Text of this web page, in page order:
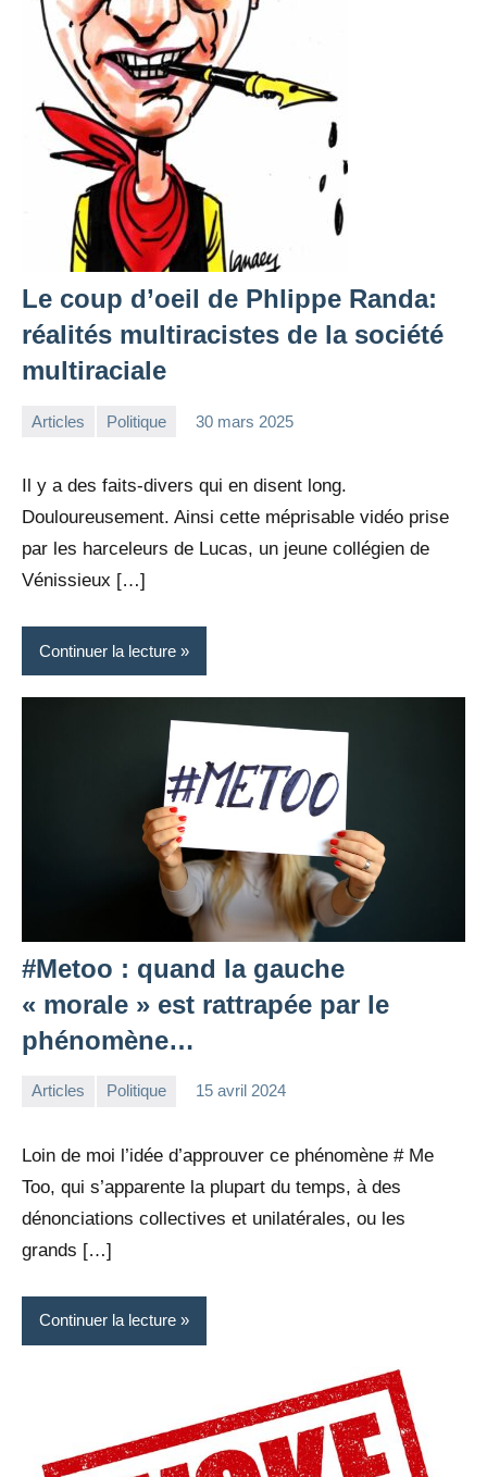
Le coup d’oeil de Phlippe Randa:
réalités multiracistes de la société
multiraciale
Articles Politique 30 mars 2025
Il y a des faits-divers qui en disent long.
Douloureusement. Ainsi cette méprisable vidéo prise
par les harceleurs de Lucas, un jeune collégien de
Vénissieux […]
Continuer la lecture
#Metoo : quand la gauche
« morale » est rattrapée par le
phénomène…
Articles Politique 15 avril 2024
Loin de moi l’idée d’approuver ce phénomène # Me
Too, qui s’apparente la plupart du temps, à des
dénonciations collectives et unilatérales, ou les
grands […]
Continuer la lecture